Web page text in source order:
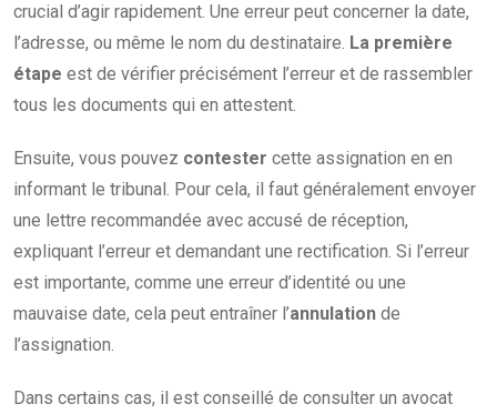
crucial d’agir rapidement. Une erreur peut concerner la date,
l’adresse, ou même le nom du destinataire. La première
étape est de vérifier précisément l’erreur et de rassembler
tous les documents qui en attestent.
Ensuite, vous pouvez contester cette assignation en en
informant le tribunal. Pour cela, il faut généralement envoyer
une lettre recommandée avec accusé de réception,
expliquant l’erreur et demandant une rectification. Si l’erreur
est importante, comme une erreur d’identité ou une
mauvaise date, cela peut entraîner l’annulation de
l’assignation.
Dans certains cas, il est conseillé de consulter un avocat